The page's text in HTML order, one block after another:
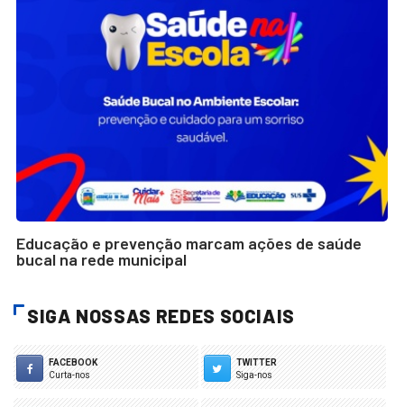
Educação e prevenção marcam ações de saúde
bucal na rede municipal
SIGA NOSSAS REDES SOCIAIS
FACEBOOK
Curta-nos
TWITTER
Siga-nos